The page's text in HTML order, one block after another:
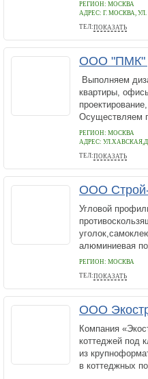
РЕГИОН: МОСКВА
АДРЕС: Г. МОСКВА,
ТЕЛ:ПОКАЗАТЬ
8 800 100-01-43
ООО "ПМК"
Выполняем
квартиры,
Осуществляем
РЕГИОН: МОСКВА
АДРЕС:
ТЕЛ:ПОКАЗАТЬ
8-985-997-64-12
ООО
Угловой
алюминиевая
РЕГИОН: МОСКВА
ТЕЛ:ПОКАЗАТЬ
+7 495 133 76 03
ООО
Компания
коттеджей под
из
в коттеджных